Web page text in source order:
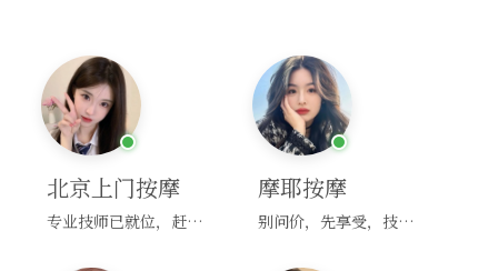
北京上门按摩
专业技师已就位，赶紧下单！
摩耶按摩
别问价，先享受，技师马上到！